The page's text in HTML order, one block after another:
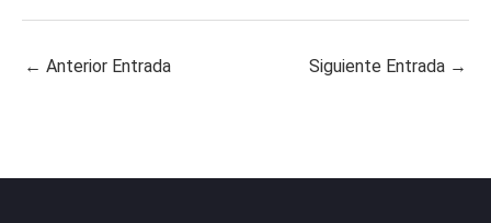
← Anterior Entrada Siguiente Entrada →